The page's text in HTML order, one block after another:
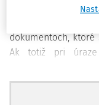
zákona č. 437/2004
dokumentoch,
Ak totiž pri úraze
absolvuje v
nepríjemných